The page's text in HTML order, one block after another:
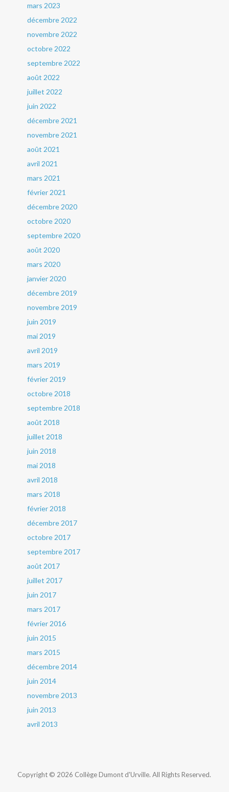
mars 2023
décembre 2022
novembre 2022
octobre 2022
septembre 2022
août 2022
juillet 2022
juin 2022
décembre 2021
novembre 2021
août 2021
avril 2021
mars 2021
février 2021
décembre 2020
octobre 2020
septembre 2020
août 2020
mars 2020
janvier 2020
décembre 2019
novembre 2019
juin 2019
mai 2019
avril 2019
mars 2019
février 2019
octobre 2018
septembre 2018
août 2018
juillet 2018
juin 2018
mai 2018
avril 2018
mars 2018
février 2018
décembre 2017
octobre 2017
septembre 2017
août 2017
juillet 2017
juin 2017
mars 2017
février 2016
juin 2015
mars 2015
décembre 2014
juin 2014
novembre 2013
juin 2013
avril 2013
Copyright © 2026 Collège Dumont d'Urville. All Rights Reserved.